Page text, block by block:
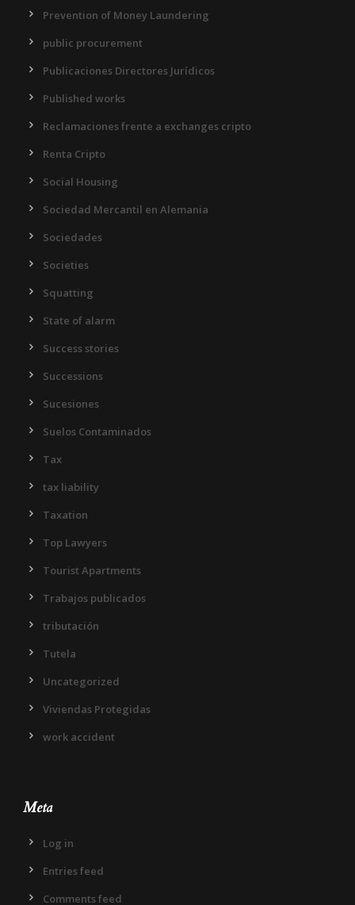
Prevention of Money Laundering
public procurement
Publicaciones Directores Jurídicos
Published works
Reclamaciones frente a exchanges cripto
Renta Cripto
Social Housing
Sociedad Mercantil en Alemania
Sociedades
Societies
Squatting
State of alarm
Success stories
Successions
Sucesiones
Suelos Contaminados
Tax
tax liability
Taxation
Top Lawyers
Tourist Apartments
Trabajos publicados
tributación
Tutela
Uncategorized
Viviendas Protegidas
work accident
Meta
Log in
Entries feed
Comments feed